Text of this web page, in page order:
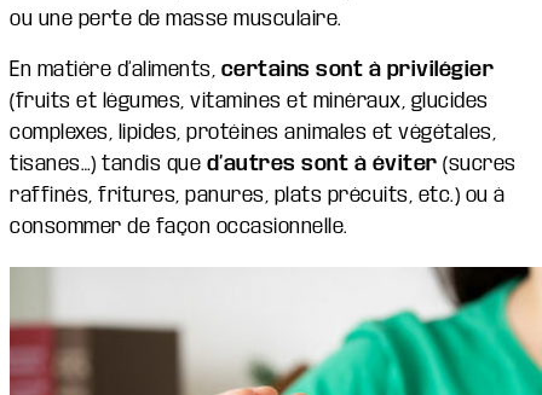
ou une perte de masse musculaire.
En matière d’aliments, certains sont à privilégier
(fruits et légumes, vitamines et minéraux, glucides
complexes, lipides, protéines animales et végétales,
tisanes…) tandis que d’autres sont à éviter (sucres
raffinés, fritures, panures, plats précuits, etc.) ou à
consommer de façon occasionnelle.